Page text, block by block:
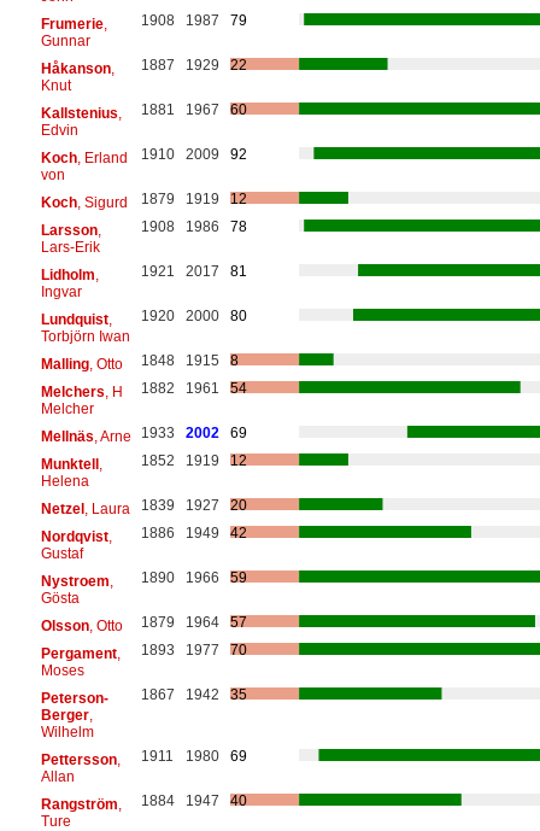
Frumerie,
Gunnar
1908 1987 79
Håkanson,
Knut
1887 1929 22
Kallstenius
Edvin
1881 1967 60
Koch, Erland
von
1910 2009 92
Koch, Sigurd 1879 1919
12
Larsson,
Lars-Erik
1908 1986 78
Lidholm
Ingvar
1921 2017 81
Lundquist,
Torbjörn Iwan
1920 2000 80
Malling, Otto 1848 1915
8
Melchers , H
Melcher
1882 1961 54
Mellnäs , Arne 1933 2002
69
Munktell,
Helena
1852 1919 12
Netzel, Laura 1839 1927
20
Nordqvist,
Gustaf
1886 1949 42
Nystroem
Gösta
1890 1966 59
Olsson, Otto 1879 1964
57
Pergament,
Moses
1893 1977 70
Peterson-
Berger,
Wilhelm
1867 1942 35
Pettersson,
Allan
1911 1980 69
Rangström
Ture
1884 1947 40